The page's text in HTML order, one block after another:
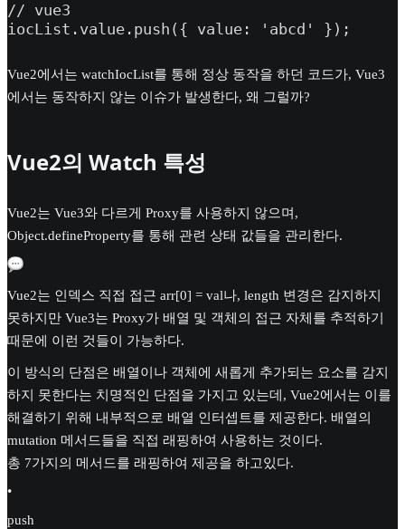
// vue3
iocList.value.push({ value: 'abcd' });
Vue2에서는 watchIocList를 통해 정상 동작을 하던 코드가, Vue3
에서는 동작하지 않는 이슈가 발생한다, 왜 그럴까?
Vue2의 Watch 특성
Vue2는 Vue3와 다르게 Proxy를 사용하지 않으며,
Object.defineProperty를 통해 관련 상태 값들을 관리한다.
Vue2는 인덱스 직접 접근 arr[0] = val나, length 변경은 감지하지
못하지만 Vue3는 Proxy가 배열 및 객체의 접근 자체를 추적하기
때문에 이런 것들이 가능하다.
이 방식의 단점은 배열이나 객체에 새롭게 추가되는 요소를 감지
하지 못한다는 치명적인 단점을 가지고 있는데, Vue2에서는 이를
해결하기 위해 내부적으로 배열 인터셉트를 제공한다. 배열의
mutation 메서드들을 직접 래핑하여 사용하는 것이다.
총 7가지의 메서드를 래핑하여 제공을 하고있다.
•
push